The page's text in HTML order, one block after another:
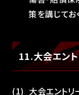
策を講じてお
11.大会エン
大会エントリ